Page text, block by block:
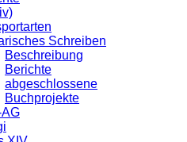
Schreiben
Beschreibung
Berichte
abgeschlossene
Buchprojekte